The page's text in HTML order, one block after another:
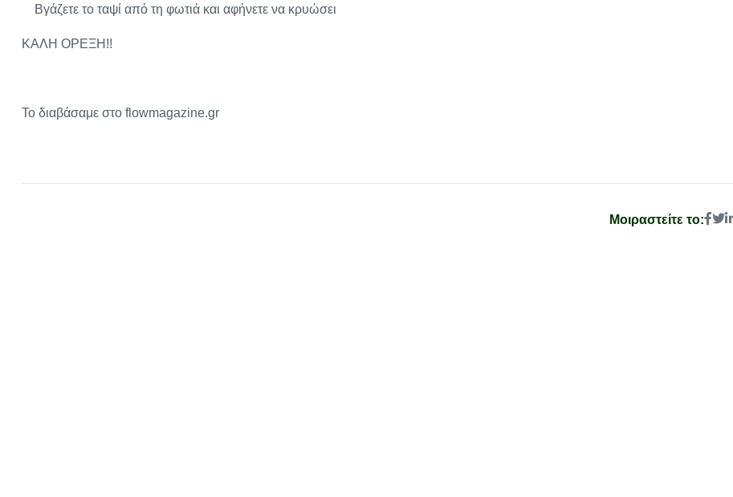
Βγάζετε το ταψί από τη φωτιά και αφήνετε να κρυώσει
ΚΑΛΗ ΟΡΕΞΗ!!
Το διαβάσαμε στο flowmagazine.gr
Μοιραστείτε το: